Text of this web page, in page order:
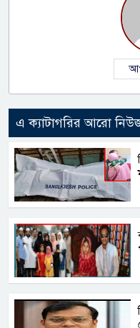
এ ক্যাটাগরির আরো